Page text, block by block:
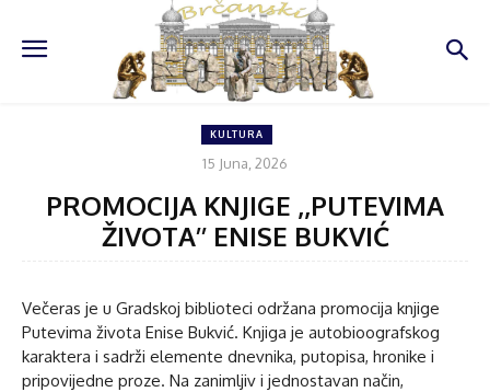
KULTURA
15 Juna, 2026
PROMOCIJA KNJIGE ,,PUTEVIMA
ŽIVOTA’’ ENISE BUKVIĆ
Večeras je u Gradskoj biblioteci održana promocija knjige
Putevima života Enise Bukvić. Knjiga je autobioografskog
karaktera i sadrži elemente dnevnika, putopisa, hronike i
pripovijedne proze. Na zanimljiv i jednostavan način,